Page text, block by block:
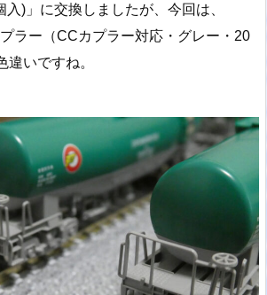
)」に交換しましたが、今回は、
ラー（CCカプラー対応・グレー・20
いですね。